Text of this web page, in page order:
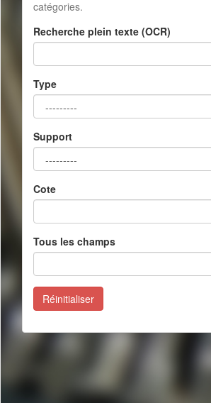
catégories.
Recherche plein texte (OCR)
Type
Support
Cote
Tous les champs
Réinitialiser